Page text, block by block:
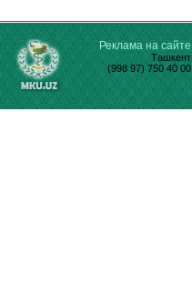
Реклама на сайте
Ташкент
(998 97) 750 40 00